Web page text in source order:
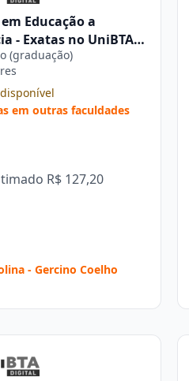
Educação a
- Exatas no UniBTA
(graduação)
em outras faculdades
R$ 127,20
- Gercino Coelho